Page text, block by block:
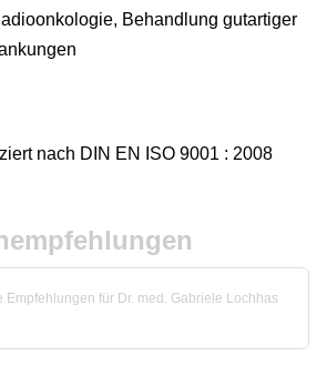
Behandlung gutartiger
nach DIN EN ISO 9001 : 2008
Empfehlungen für Dr. med. Gabriele Lochhas